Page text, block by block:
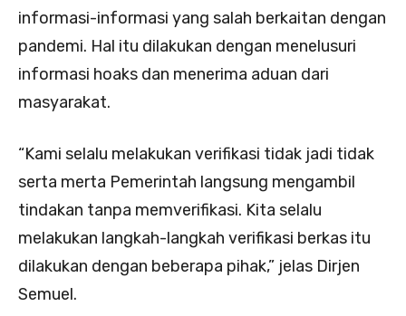
informasi-informasi yang salah berkaitan dengan
pandemi. Hal itu dilakukan dengan menelusuri
informasi hoaks dan menerima aduan dari
masyarakat.
“Kami selalu melakukan verifikasi tidak jadi tidak
serta merta Pemerintah langsung mengambil
tindakan tanpa memverifikasi. Kita selalu
melakukan langkah-langkah verifikasi berkas itu
dilakukan dengan beberapa pihak,” jelas Dirjen
Semuel.